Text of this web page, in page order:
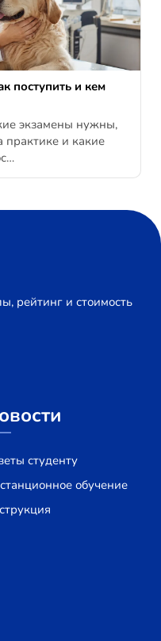
поступить и кем
экзамены нужны,
практике и какие
рейтинг и стоимость
студенту
обучение